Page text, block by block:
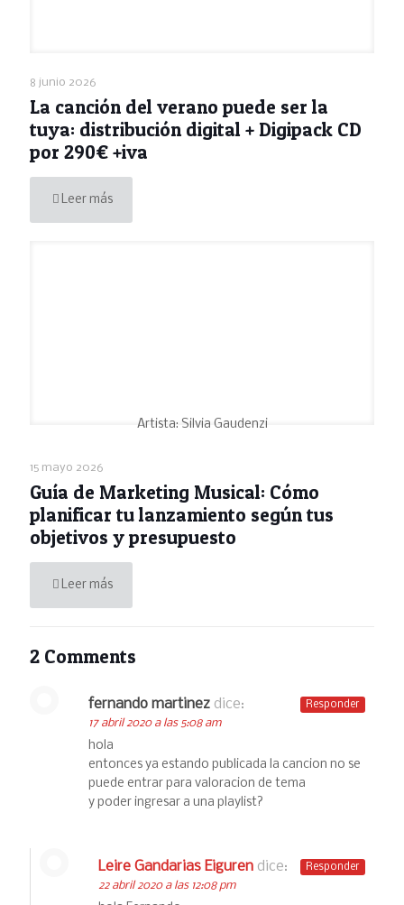
8 junio 2026
La canción del verano puede ser la
tuya: distribución digital + Digipack CD
por 290€ +iva
Leer más
Artista: Silvia Gaudenzi
15 mayo 2026
Guía de Marketing Musical: Cómo
planificar tu lanzamiento según tus
objetivos y presupuesto
Leer más
2 Comments
fernando martinez dice:
17 abril 2020 a las 5:08 am
hola
entonces ya estando publicada la cancion no se
puede entrar para valoracion de tema
y poder ingresar a una playlist?
Responder
Leire Gandarias Eiguren dice:
22 abril 2020 a las 12:08 pm
Responder